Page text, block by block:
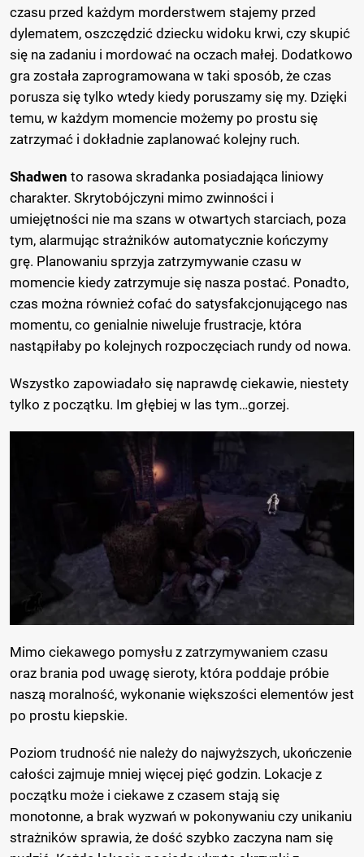
czasu przed każdym morderstwem stajemy przed
dylematem, oszczędzić dziecku widoku krwi, czy skupić
się na zadaniu i mordować na oczach małej. Dodatkowo
gra została zaprogramowana w taki sposób, że czas
porusza się tylko wtedy kiedy poruszamy się my. Dzięki
temu, w każdym momencie możemy po prostu się
zatrzymać i dokładnie zaplanować kolejny ruch.
Shadwen to rasowa skradanka posiadająca liniowy
charakter. Skrytobójczyni mimo zwinności i
umiejętności nie ma szans w otwartych starciach, poza
tym, alarmując strażników automatycznie kończymy
grę. Planowaniu sprzyja zatrzymywanie czasu w
momencie kiedy zatrzymuje się nasza postać. Ponadto,
czas można również cofać do satysfakcjonującego nas
momentu, co genialnie niweluje frustracje, która
nastąpiłaby po kolejnych rozpoczęciach rundy od nowa.
Wszystko zapowiadało się naprawdę ciekawie, niestety
tylko z początku. Im głębiej w las tym…gorzej.
Mimo ciekawego pomysłu z zatrzymywaniem czasu
oraz brania pod uwagę sieroty, która poddaje próbie
naszą moralność, wykonanie większości elementów jest
po prostu kiepskie.
Poziom trudność nie należy do najwyższych, ukończenie
całości zajmuje mniej więcej pięć godzin. Lokacje z
początku może i ciekawe z czasem stają się
monotonne, a brak wyzwań w pokonywaniu czy unikaniu
strażników sprawia, że dość szybko zaczyna nam się